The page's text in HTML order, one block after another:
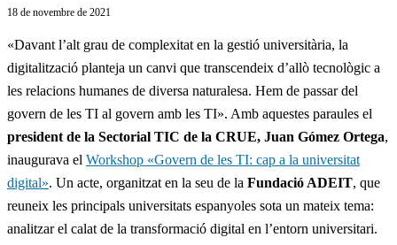
18 de novembre de 2021
«Davant l’alt grau de complexitat en la gestió universitària, la
digitalització planteja un canvi que transcendeix d’allò tecnològic a
les relacions humanes de diversa naturalesa. Hem de passar del
govern de les TI al govern amb les TI». Amb aquestes paraules el
president de la Sectorial TIC de la CRUE, Juan Gómez Ortega,
inaugurava el Workshop «Govern de les TI: cap a la universitat
digital». Un acte, organitzat en la seu de la Fundació ADEIT, que
reuneix les principals universitats espanyoles sota un mateix tema:
analitzar el calat de la transformació digital en l’entorn universitari.